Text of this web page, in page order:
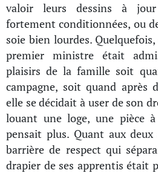
valoir leurs dessins à
fortement conditionnées, ou
soie bien lourdes.
premier ministre était
plaisirs de la famille soit
campagne, soit quand après
elle se décidait à user de son
louant une loge, une pièce
pensait plus. Quant aux
barrière de respect qui
drapier de ses apprentis était